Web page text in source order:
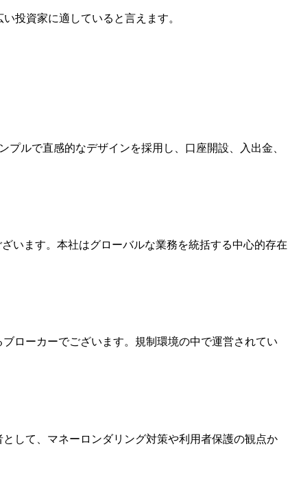
投資家に適していると言えます。
ルで直感的なデザインを採用し、口座開設、入出金、
います。本社はグローバルな業務を統括する中心的存在
ローカーでございます。規制環境の中で運営されてい
して、マネーロンダリング対策や利用者保護の観点か